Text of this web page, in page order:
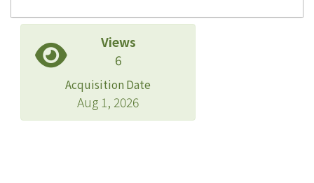
Views
6
Acquisition Date
Aug 1, 2026